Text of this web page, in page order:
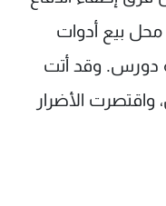
بيع أدوات
دورس. وقد أتت
واقتصرت الأضرار